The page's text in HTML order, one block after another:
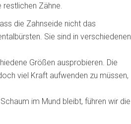
Zähne.
die Zahnseide nicht das
Sie sind in verschiedenen
Größen ausprobieren. Die
viel Kraft aufwenden zu müssen,
im Mund bleibt, führen wir die